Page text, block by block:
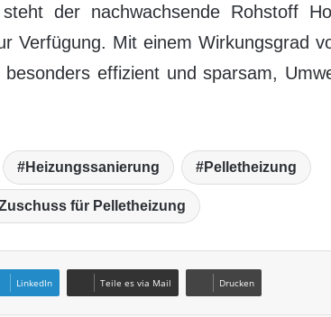
der nachwachsende Rohstoff
Verfügung. Mit einem Wirkungsgrad
effizient und sparsam,
Heizungssanierung Pelletheizung
für Pelletheizung
LinkedIn Teile es via Mail Drucken